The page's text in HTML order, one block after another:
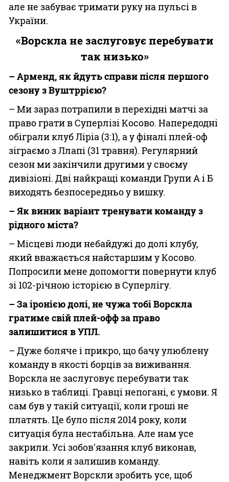
але не забуває тримати руку на пульсі в
України.
«Ворскла не заслуговує перебувати
так низько»
– Арменд, як йдуть справи після першого
сезону з Вуштррією?
– Ми зараз потрапили в перехідні матчі за
право грати в Суперлізі Косово. Напередодні
обіграли клуб Ліріа (3:1), а у фіналі плей-оф
зіграємо з Ллапі (31 травня). Регулярний
сезон ми закінчили другими у своєму
дивізіоні. Дві найкращі команди Групи А і Б
виходять безпосередньо у вишку.
– Як виник варіант тренувати команду з
рідного міста?
– Місцеві люди небайдужі до долі клубу,
який вважається найстаршим у Косово.
Попросили мене допомогти повернути клуб
зі 102-річною історією в Суперлігу.
– За іронією долі, не чужа тобі Ворскла
гратиме свій плей-офф за право
залишитися в УПЛ.
– Дуже боляче і прикро, що бачу улюблену
команду в якості борців за виживання.
Ворскла не заслуговує перебувати так
низько в таблиці. Гравці непогані, є умови. Я
сам був у такій ситуації, коли гроші не
платять. Це було після 2014 року, коли
ситуація була нестабільна. Але нам усе
закрили. Усі зобов'язання клуб виконав,
навіть коли я залишив команду.
Менеджмент Ворскли зробить усе, щоб